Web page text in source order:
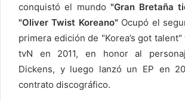
conquistó el mundo "Gran Bretaña
"Oliver Twist Koreano" Ocupó el
primera edición de "Korea’s got
tvN en 2011, en honor al
Dickens, y luego lanzó un EP en
contrato discográfico.